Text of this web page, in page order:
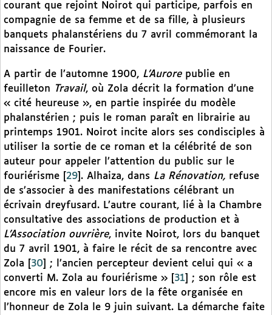
courant que rejoint Noirot qui participe, parfois en
compagnie de sa femme et de sa fille, à plusieurs
banquets phalanstériens du 7 avril commémorant la
naissance de Fourier.
A partir de l’automne 1900, L’Aurore publie en
feuilleton Travail, où Zola décrit la formation d’une
« cité heureuse », en partie inspirée du modèle
phalanstérien ; puis le roman paraît en librairie au
printemps 1901. Noirot incite alors ses condisciples à
utiliser la sortie de ce roman et la célébrité de son
auteur pour appeler l’attention du public sur le
fouriérisme
29 . Alhaiza, dans La Rénovation, refuse
de s’associer à des manifestations célébrant un
écrivain dreyfusard. L’autre courant, lié à la Chambre
consultative des associations de production et à
L’Association ouvrière, invite Noirot, lors du banquet
du 7 avril 1901, à faire le récit de sa rencontre avec
Zola
30
; l’ancien percepteur devient celui qui « a
converti M. Zola au fouriérisme »
31
; son rôle est
encore mis en valeur lors de la fête organisée en
l’honneur de Zola le 9 juin suivant. La démarche faite